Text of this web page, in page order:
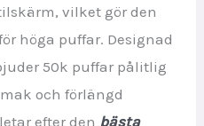
vilket gör den
höga puffar. Designad
50k puffar pålitlig
och förlängd
efter den bästa